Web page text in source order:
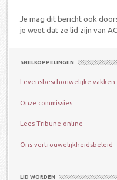
Je mag dit bericht ook
je weet dat ze lid zijn van
SNELKOPPELINGEN
Levensbeschouwelijke vakken
Onze commissies
Lees Tribune online
Ons vertrouwelijkheidsbeleid
LID WORDEN